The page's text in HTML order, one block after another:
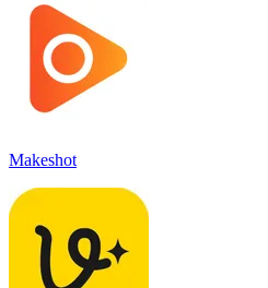
Makeshot